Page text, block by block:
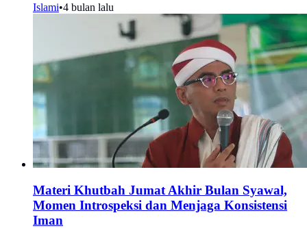
Islami•4 bulan lalu
Materi Khutbah Jumat Akhir Bulan Syawal,
Momen Introspeksi dan Menjaga Konsistensi
Iman